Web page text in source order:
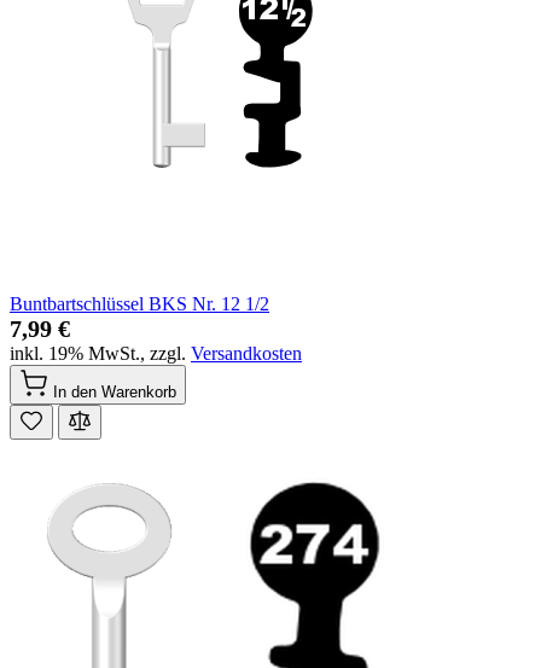
Buntbartschlüssel BKS Nr. 12 1/2
7,99 €
inkl. 19% MwSt., zzgl. Versandkosten
In den Warenkorb